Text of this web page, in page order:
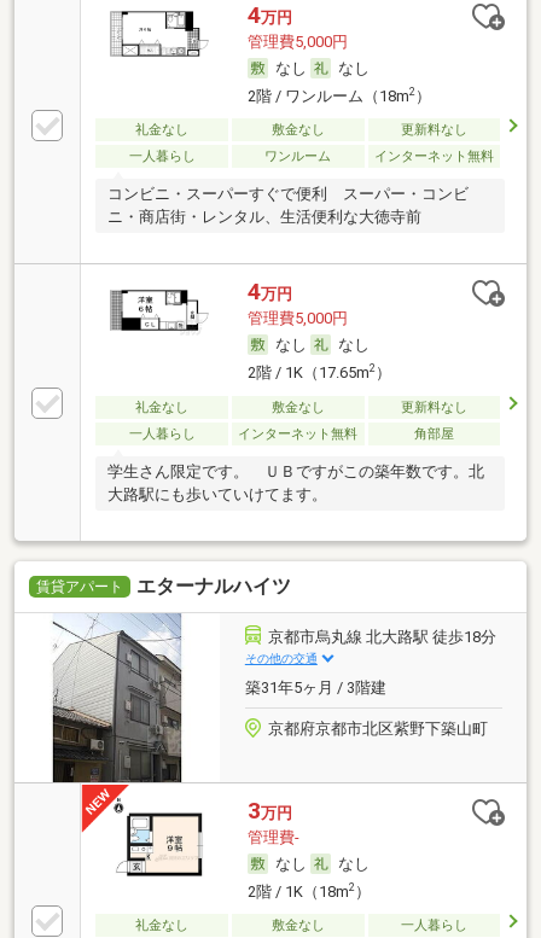
4万円
管理費5,000円
なし
なし
2階 / ワンルーム（18m2）
礼金なし 敷金なし
更新料なし
一人暮らし
ワンルーム インターネット無料
コンビニ・スーパーすぐで便利 スーパー・コンビ
ニ・商店街・レンタル、生活便利な大徳寺前
4万円
管理費5,000円
なし
なし
2階 / 1K（17.65m2）
礼金なし 敷金なし
更新料なし
一人暮らし
インターネット無料 角部屋
学生さん限定です。 ＵＢですがこの築年数です。北
大路駅にも歩いていけてます。
賃貸アパート エターナルハイツ
京都市烏丸線 北大路駅 徒歩18分
その他の交通
築31年5ヶ月 / 3階建
京都府京都市北区紫野下築山町
3万円
管理費-
なし
なし
2階 / 1K（18m2）
礼金なし 敷金なし 一人暮らし